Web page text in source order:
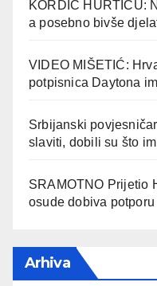
KORDIĆ HURTIĆU:
a posebno bivše
VIDEO MIŠETIĆ:
potpisnica Daytona
Srbijanski
slaviti, dobili su što
SRAMOTNO Prijetio
osude dobiva potporu
Arhiva